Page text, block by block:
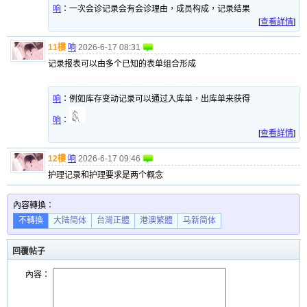
响 ： 一次会诊记录会有会诊理由，成员构成，记录结果
[查看詳情]
11樓 响 2026-6-17 08:31
记录报表可以由多个已知的表单组合形成
响 ： 例如库存变动记录可以通过入库单，出库单来获得
响 ：
[查看詳情]
12樓 响 2026-6-17 09:46
护理记录和护理要求是两个概念
內容轉換：
不轉換
大陆简体 台灣正體 港澳繁體 马新简体
回覆帖子
內容：